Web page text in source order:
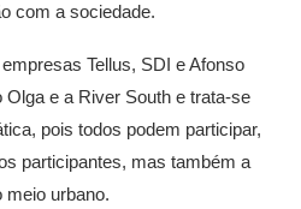
com a sociedade.
Tellus, SDI e Afonso
e a River South e trata-se
pois todos podem participar,
participantes, mas também a
meio urbano.